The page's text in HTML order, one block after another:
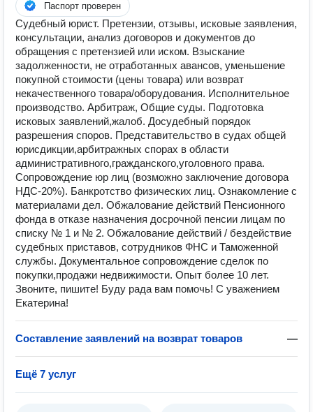
Паспорт проверен
Судебный юрист. Претензии, отзывы, исковые заявления,
консультации, анализ договоров и документов до
обращения с претензией или иском. Взыскание
задолженности, не отработанных авансов, уменьшение
покупной стоимости (цены товара) или возврат
некачественного товара/оборудования. Исполнительное
производство. Арбитраж, Общие суды. Подготовка
исковых заявлений,жалоб. Досудебный порядок
разрешения споров. Представительство в судах общей
юрисдикции,арбитражных спорах в области
административного,гражданского,уголовного права.
Сопровождение юр лиц (возможно заключение договора
НДС-20%). Банкротство физических лиц. Ознакомление с
материалами дел. Обжалование действий Пенсионного
фонда в отказе назначения досрочной пенсии лицам по
списку № 1 и № 2. Обжалование действий / бездействие
судебных приставов, сотрудников ФНС и Таможенной
службы. Документальное сопровождение сделок по
покупки,продажи недвижимости. Опыт более 10 лет.
Звоните, пишите! Буду рада вам помочь! С уважением
Екатерина!
Составление заявлений на возврат товаров —
Ещё 7 услуг